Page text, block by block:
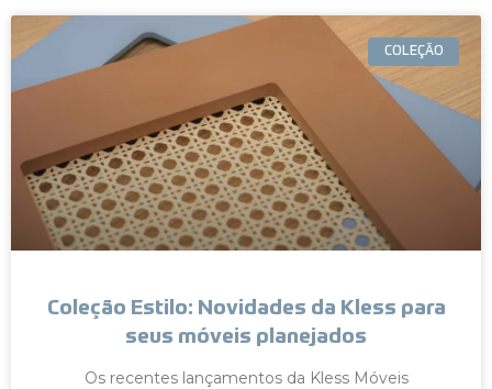
COLEÇÃO
Coleção Estilo: Novidades da Kless para
seus móveis planejados
Os recentes lançamentos da Kless Móveis